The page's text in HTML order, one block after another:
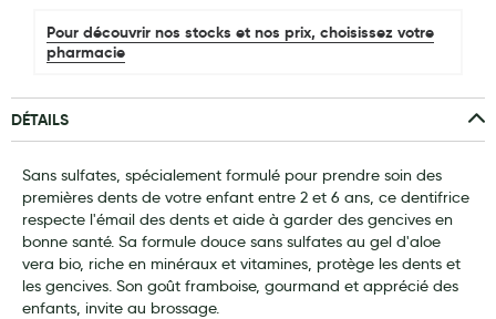
Couches
Biberons et tétines
Toilette du bébé
Accessoires bébé
Alimentation
Soins enfant
Pour découvrir nos stocks et nos prix, choisissez votre
pharmacie
DÉTAILS
Sans sulfates, spécialement formulé pour prendre soin des
premières dents de votre enfant entre 2 et 6 ans, ce dentifrice
respecte l'émail des dents et aide à garder des gencives en
bonne santé. Sa formule douce sans sulfates au gel d'aloe
vera bio, riche en minéraux et vitamines, protège les dents et
les gencives. Son goût framboise, gourmand et apprécié des
enfants, invite au brossage.